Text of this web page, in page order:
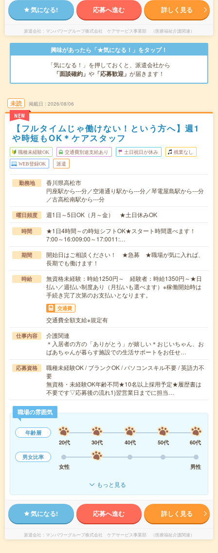
気になる! 応募へ進む 詳しく見る
派遣会社 マンパワーグループ株式会社 ケアサービス事業部 （医療福祉介護関連）
興味があったら「★気になる！」をタップ！
「気になる！」を押しておくと、派遣会社から
「面談確約」 や 「応募歓迎」 が届きます！
未読
NEW
掲載日 2026/08/06
【フルタイムじゃ働けない！という方へ】週1
や時短もOK＊ケアスタッフ
職種未経験OK 交通費別途支給あり 土日祝日が休み 残業なし
WEB登録OK 派遣
勤務地
香川県高松市
円座駅から---分／空港通り駅から---分／琴電屋島駅から---分
／古高松南駅から---分
曜日頻度 週1日～5日OK（月～金） ★土日休みOK
時間
★1日4時間～の時短シフトOK★スタート時間選べます！
7:00～16:009:00～17:0011:…
期間
開始日はご相談ください！ ★急募 ★職場が気に入れば、
長期でも働けます！
時給
無資格未経験：時給1250円～ 経験者：時給1350円～★日
払い／週払い制度あり（月払いも選べます）※稼働開始時は
手続き完了次第のお支払いとなります。
交通費
交通費全額支給※規定有
仕事内容
介護関連
＊入居者の方の「ありがとう」が嬉しい＊おじいちゃん、お
ばあちゃんが暮らす施設での生活サポートをお任せ…
応募資格
職種未経験OK / ブランクOK / パソコンスキル不要 / 英語力不
要
無資格・未経験OK年齢不問★10名以上採用予定★履歴書は
不要です▽応募後の流れ1)翌営業日までに担当…
職場の雰囲気
年齢層
20代
30代 40代 50代
60代
男女比率
女性
男性
もっと見る
気になる! 応募へ進む 詳しく見る
派遣会社 マンパワーグループ株式会社 ケアサービス事業部 （医療福祉介護関連）